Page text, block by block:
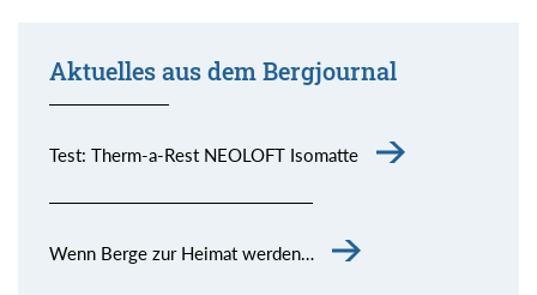
Aktuelles aus dem Bergjournal
Test: Therm-a-Rest NEOLOFT Isomatte
Wenn Berge zur Heimat werden…